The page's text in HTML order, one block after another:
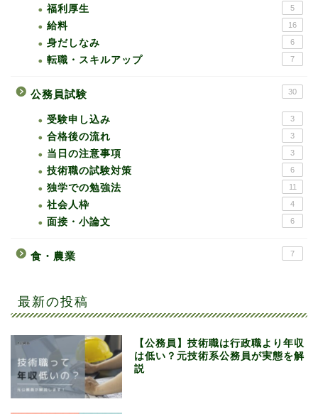
福利厚生 5
給料 16
身だしなみ 6
転職・スキルアップ 7
公務員試験 30
受験申し込み 3
合格後の流れ 3
当日の注意事項 3
技術職の試験対策 6
独学での勉強法 11
社会人枠 4
面接・小論文 6
食・農業 7
最新の投稿
【公務員】技術職は行政職より年収
は低い？元技術系公務員が実態を解
説